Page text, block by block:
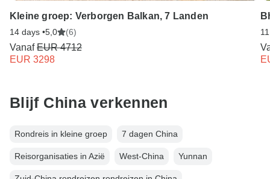
Kleine groep: Verborgen Balkan, 7 Landen
14 days •5,0 (6)
VanafEUR 4712
EUR 3298
Blijf China verkennen
Rondreis in kleine groep 7 dagen China
Reisorganisaties in Azië West-China Yunnan